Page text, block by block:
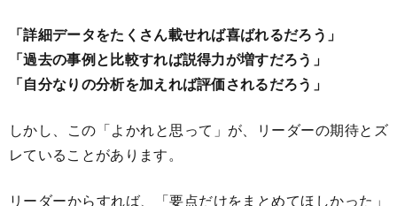
「詳細データをたくさん載せれば喜ばれるだろう」
「過去の事例と比較すれば説得力が増すだろう」
「自分なりの分析を加えれば評価されるだろう」
しかし、この「よかれと思って」が、リーダーの期待とズ
レていることがあります。
リーダーからすれば、「要点だけをまとめてほしかった」